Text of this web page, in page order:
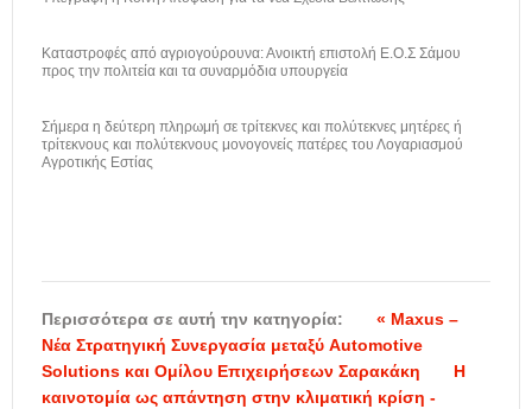
Καταστροφές από αγριογούρουνα: Ανοικτή επιστολή Ε.Ο.Σ Σάμου
προς την πολιτεία και τα συναρμόδια υπουργεία
Σήμερα η δεύτερη πληρωμή σε τρίτεκνες και πολύτεκνες μητέρες ή
τρίτεκνους και πολύτεκνους μονογονείς πατέρες του Λογαριασμού
Αγροτικής Εστίας
Περισσότερα σε αυτή την κατηγορία:
« Maxus –
Νέα Στρατηγική Συνεργασία μεταξύ Automotive
Solutions και Ομίλου Επιχειρήσεων Σαρακάκη
H
καινοτομία ως απάντηση στην κλιματική κρίση -